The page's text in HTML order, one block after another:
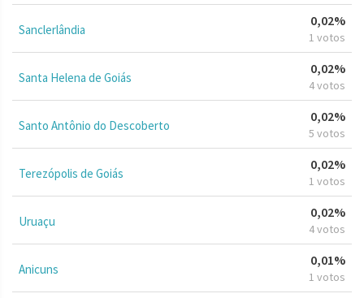
Sanclerlândia
0,02%
1 votos
Santa Helena de Goiás
0,02%
4 votos
Santo Antônio do Descoberto
0,02%
5 votos
Terezópolis de Goiás
0,02%
1 votos
Uruaçu
0,02%
4 votos
Anicuns
0,01%
1 votos